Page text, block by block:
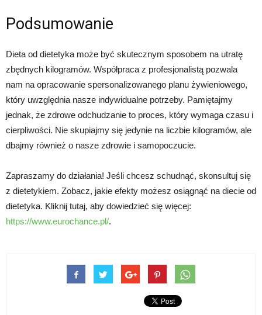
Podsumowanie
Dieta od dietetyka może być skutecznym sposobem na utratę
zbędnych kilogramów. Współpraca z profesjonalistą pozwala
nam na opracowanie spersonalizowanego planu żywieniowego,
który uwzględnia nasze indywidualne potrzeby. Pamiętajmy
jednak, że zdrowe odchudzanie to proces, który wymaga czasu i
cierpliwości. Nie skupiajmy się jedynie na liczbie kilogramów, ale
dbajmy również o nasze zdrowie i samopoczucie.
Zapraszamy do działania! Jeśli chcesz schudnąć, skonsultuj się
z dietetykiem. Zobacz, jakie efekty możesz osiągnąć na diecie od
dietetyka. Kliknij tutaj, aby dowiedzieć się więcej:
https://www.eurochance.pl/.